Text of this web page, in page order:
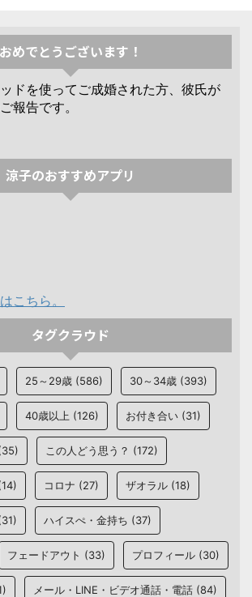
おめでとうございます！
ドを使ってご成婚された方、彼氏が
報告です。
涼子のおすすめアプリ
こちら。
タグクラウド
25～29歳 (586) 30～34歳 (393)
40歳以上 (126) お付き合い (31)
この人どう思う？ (172)
コロナ (27) ザオラル (18)
ハイスぺ・金持ち (37)
フェードアウト (33) プロフィール (30)
メール・LINE・ビデオ通話・電話 (84)